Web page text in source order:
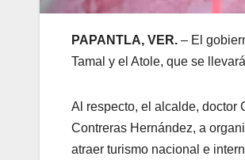
PAPANTLA, VER. – El
Tamal y el Atole, que se
Al respecto, el alcalde, doctor
Contreras Hernández, a
atraer turismo nacional e